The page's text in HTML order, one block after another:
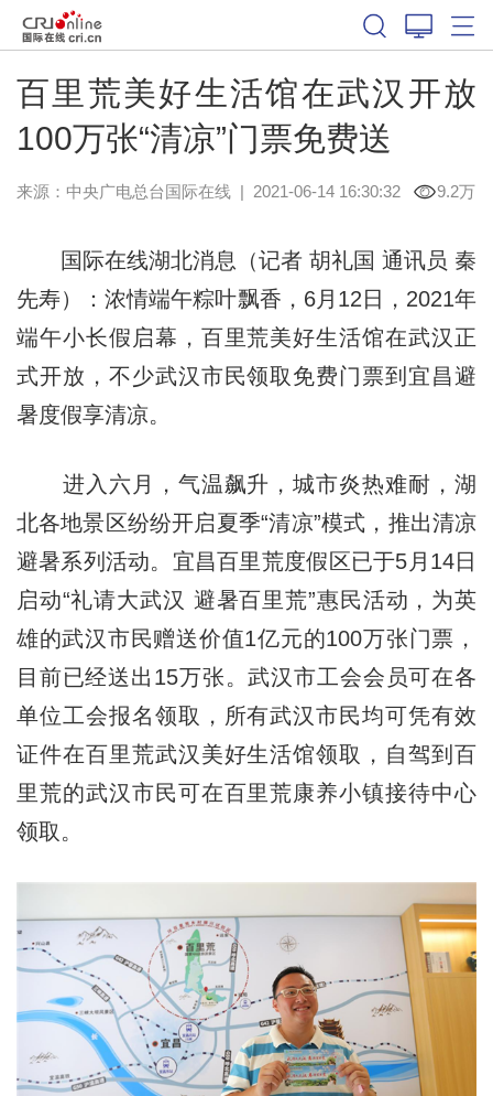
百里荒美好生活馆在武汉开放
100万张“清凉”门票免费送
来源： 中央广电总台国际在线| 2021-06-14 16:30:32 9.2万
国际在线湖北消息（记者 胡礼国 通讯员 秦
先寿）：浓情端午粽叶飘香，6月12日，2021年
端午小长假启幕，百里荒美好生活馆在武汉正
式开放，不少武汉市民领取免费门票到宜昌避
暑度假享清凉。
进入六月，气温飙升，城市炎热难耐，湖
北各地景区纷纷开启夏季“清凉”模式，推出清凉
避暑系列活动。宜昌百里荒度假区已于5月14日
启动“礼请大武汉 避暑百里荒”惠民活动，为英
雄的武汉市民赠送价值1亿元的100万张门票，
目前已经送出15万张。武汉市工会会员可在各
单位工会报名领取，所有武汉市民均可凭有效
证件在百里荒武汉美好生活馆领取，自驾到百
里荒的武汉市民可在百里荒康养小镇接待中心
领取。